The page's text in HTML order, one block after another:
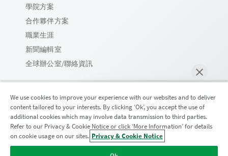
立即聊天
學院方案
合作夥伴方案
職業生涯
新聞編輯室
全球辦公室/聯絡資訊
Qlik 社群
法律合約 產品條款 Legal Policies
法律條規
We use cookies to improve your experience with our websites and to deliver
content tailored to your interests. By clicking ‘Ok’, you accept the use of
additional cookies which may involve data transmission to third parties.
Refer to our Privacy & Cookie Notice or click ‘More Information’ for details
on cookie usage on our sites. Privacy & Cookie Notice